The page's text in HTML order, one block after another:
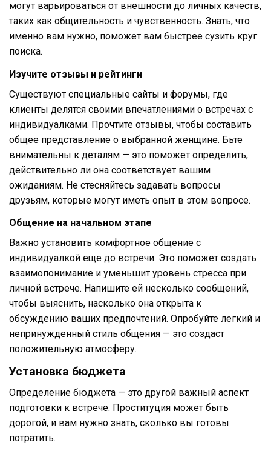
могут варьироваться от внешности до личных качеств,
таких как общительность и чувственность. Знать, что
именно вам нужно, поможет вам быстрее сузить круг
поиска.
Изучите отзывы и рейтинги
Существуют специальные сайты и форумы, где
клиенты делятся своими впечатлениями о встречах с
индивидуалками. Прочтите отзывы, чтобы составить
общее представление о выбранной женщине. Бьте
внимательны к деталям — это поможет определить,
действительно ли она соответствует вашим
ожиданиям. Не стесняйтесь задавать вопросы
друзьям, которые могут иметь опыт в этом вопросе.
Общение на начальном этапе
Важно установить комфортное общение с
индивидуалкой еще до встречи. Это поможет создать
взаимопонимание и уменьшит уровень стресса при
личной встрече. Напишите ей несколько сообщений,
чтобы выяснить, насколько она открыта к
обсуждению ваших предпочтений. Опробуйте легкий и
непринужденный стиль общения — это создаст
положительную атмосферу.
Установка бюджета
Определение бюджета — это другой важный аспект
подготовки к встрече. Проституция может быть
дорогой, и вам нужно знать, сколько вы готовы
потратить.